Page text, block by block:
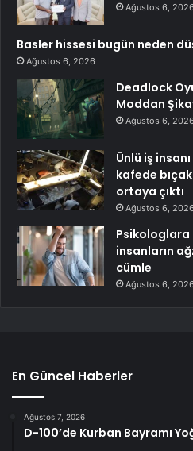
Ağustos 6, 2026
Basler hissesi bugün neden
Ağustos 6, 2026
Deadlock
Moddan
Ağustos 6, 2026
Ünlü iş
kafede
ortaya çıktı
Ağustos 6, 2026
Psikologlara
insanların
cümle
Ağustos 6, 2026
En Güncel Haberler
Ağustos 7, 2026
D-100’de Kurban Bayramı